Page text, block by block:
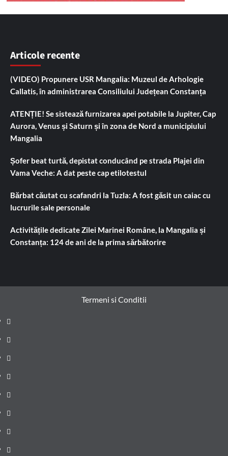
Articole recente
(VIDEO) Propunere USR Mangalia: Muzeul de Arhologie
Callatis, în administrarea Consiliului Județean Constanța
ATENȚIE! Se sistează furnizarea apei potabile la Jupiter, Cap
Aurora, Venus și Saturn și în zona de Nord a municipiului
Mangalia
Șofer beat turtă, depistat conducând pe strada Plajei din
Vama Veche: A dat peste cap etilotestul
Bărbat căutat cu scafandri la Tuzla: A fost găsit un caiac cu
lucrurile sale personale
Activitățile dedicate Zilei Marinei Române, la Mangalia și
Constanța: 124 de ani de la prima sărbătorire
Termeni si Conditii
Prima
pagină
Știri
de
ultima
Administrație
locală
Actualitate
Justiție
Cultura
Sănătate
Litoral